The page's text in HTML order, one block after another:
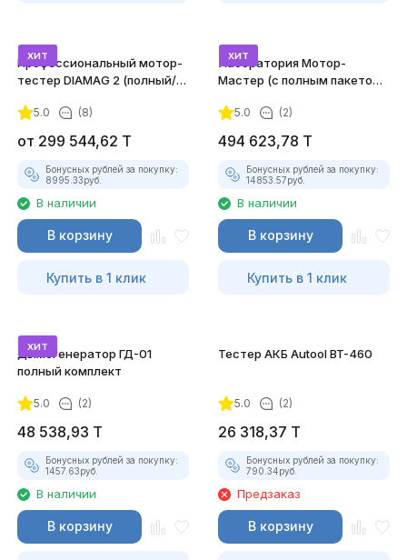
хит
Профессиональный мотор-
тестер DIAMAG 2 (полный/
5.0 (8)
от 299 544,62 T
Бонусных рублей за покупку:
8995.33руб.
В наличии
В корзину
Купить в 1 клик
хит
Лаборатория Мотор-
Мастер (с полным пакетом
5.0 (2)
494 623,78 T
Бонусных рублей за покупку:
14853.57руб.
В наличии
В корзину
Купить в 1 клик
хит
Дымогенератор ГД-01
полный комплект
5.0 (2)
48 538,93 T
Бонусных рублей за покупку:
1457.63руб.
В наличии
В корзину
Тестер АКБ Autool BT-460
5.0 (2)
26 318,37 T
Бонусных рублей за покупку:
790.34руб.
Предзаказ
В корзину